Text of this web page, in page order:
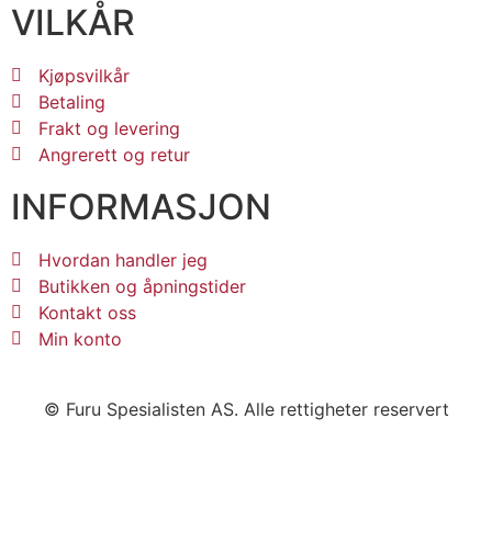
INFORMASJON
Hvordan handler jeg
Butikken og åpningstider
Kontakt oss
Min konto
VILKÅR
Kjøpsvilkår
Betaling
Frakt og levering
Angrerett og retur
© Furu Spesialisten AS. Alle rettigheter reservert